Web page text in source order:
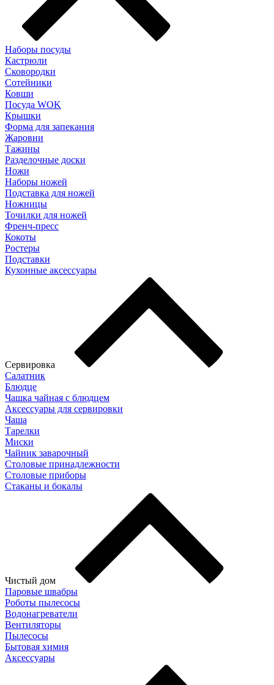
Наборы посуды
Кастрюли
Сковородки
Сотейники
Ковши
Посуда WOK
Крышки
Форма для запекания
Жаровни
Тажины
Разделочные доски
Ножи
Наборы ножей
Подставка для ножей
Ножницы
Точилки для ножей
Френч-пресс
Кокоты
Ростеры
Подставки
Кухонные аксессуары
Сервировка
Салатник
Блюдце
Чашка чайная с блюдцем
Аксессуары для сервировки
Чаша
Тарелки
Миски
Чайник заварочный
Столовые принадлежности
Столовые приборы
Стаканы и бокалы
Чистый дом
Паровые швабры
Роботы пылесосы
Водонагреватели
Вентиляторы
Пылесосы
Бытовая химия
Аксессуары